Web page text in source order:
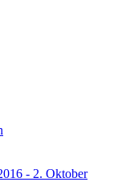
- 2. Oktober